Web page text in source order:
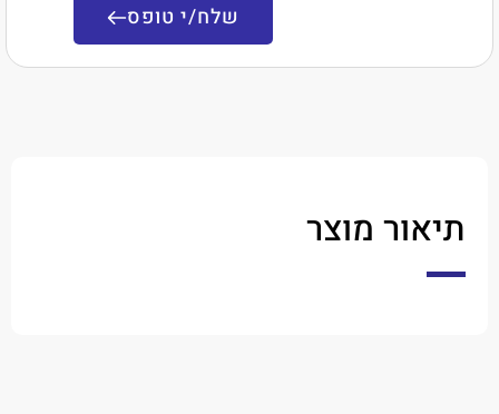
שלח/י טופס
מוצר